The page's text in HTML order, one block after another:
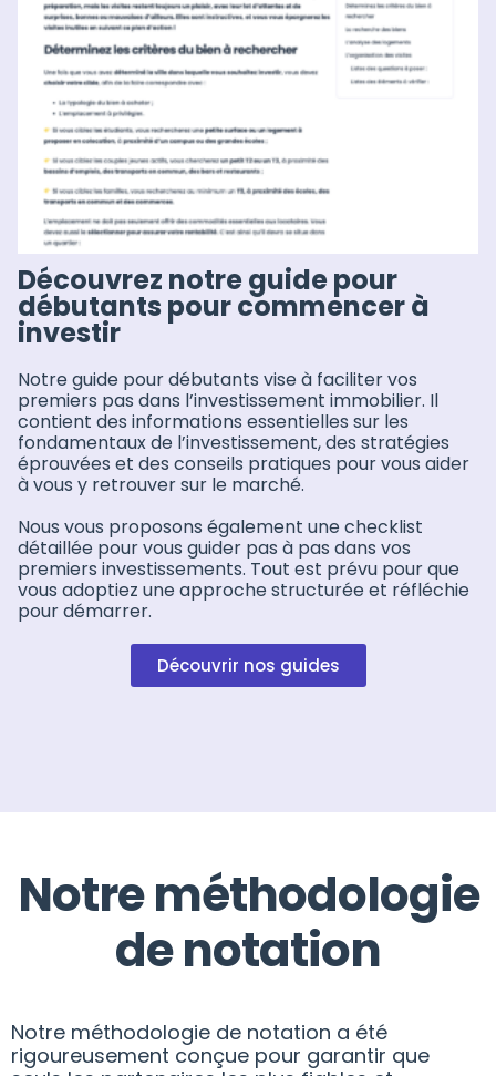
Découvrez notre guide pour
débutants pour commencer à
investir
Notre guide pour débutants vise à faciliter vos
premiers pas dans l’investissement immobilier. Il
contient des informations essentielles sur les
fondamentaux de l’investissement, des stratégies
éprouvées et des conseils pratiques pour vous aider
à vous y retrouver sur le marché.
Nous vous proposons également une checklist
détaillée pour vous guider pas à pas dans vos
premiers investissements. Tout est prévu pour que
vous adoptiez une approche structurée et réfléchie
pour démarrer.
Découvrir nos guides
Notre méthodologie
de notation
Notre méthodologie de notation a été
rigoureusement conçue pour garantir que